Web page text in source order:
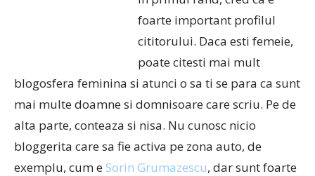
foarte important profilul
cititorului. Daca esti femeie,
poate citesti mai mult
blogosfera feminina si atunci o sa ti se para ca sunt
mai multe doamne si domnisoare care scriu. Pe de
alta parte, conteaza si nisa. Nu cunosc nicio
bloggerita care sa fie activa pe zona auto, de
exemplu, cum e Sorin Grumazescu, dar sunt foarte